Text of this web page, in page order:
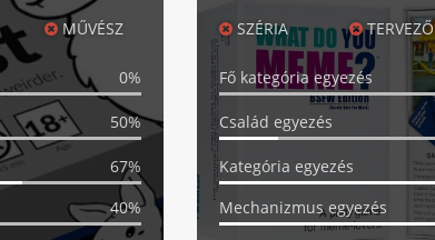
MŰVÉSZ
0%
50%
67%
40%
SZÉRIA TERVEZŐ
Fő kategória egyezés
Család egyezés
Kategória egyezés
Mechanizmus egyezés